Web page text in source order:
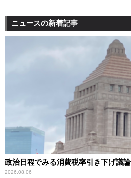
ニュースの新着記事
政治日程でみる消費税率引き下げ議論
2026.08.06